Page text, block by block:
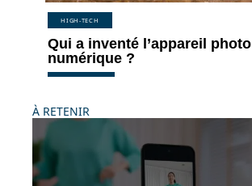
HIGH-TECH
Qui a inventé l’appareil photo
numérique ?
À RETENIR